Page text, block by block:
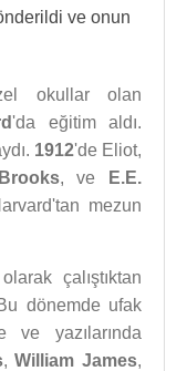
ve onun
okullar olan
'da eğitim aldı.
1912'de Eliot,
, ve
E.E.
mezun
çalıştıktan
dönemde ufak
ve yazılarında
,William James,